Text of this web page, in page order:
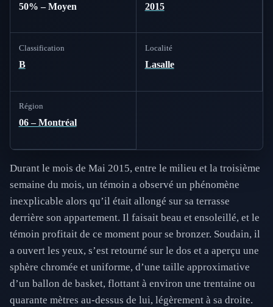
50% – Moyen 2015
Classification
B
Localité
Lasalle
Région
06 – Montréal
Durant le mois de Mai 2015, entre le milieu et la troisième
semaine du mois, un témoin a observé un phénomène
inexplicable alors qu’il était allongé sur sa terrasse
derrière son appartement. Il faisait beau et ensoleillé, et le
témoin profitait de ce moment pour se bronzer. Soudain, il
a ouvert les yeux, s’est retourné sur le dos et a aperçu une
sphère chromée et uniforme, d’une taille approximative
d’un ballon de basket, flottant à environ une trentaine ou
quarante mètres au-dessus de lui, légèrement à sa droite.